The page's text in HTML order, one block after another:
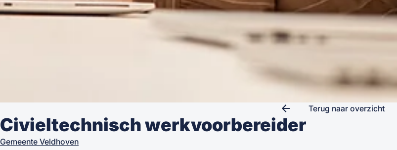
arrow_back Terug naar overzicht
Civieltechnisch werkvoorbereider
Gemeente Veldhoven